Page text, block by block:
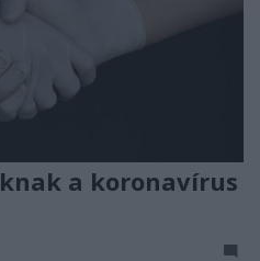
a koronavírus